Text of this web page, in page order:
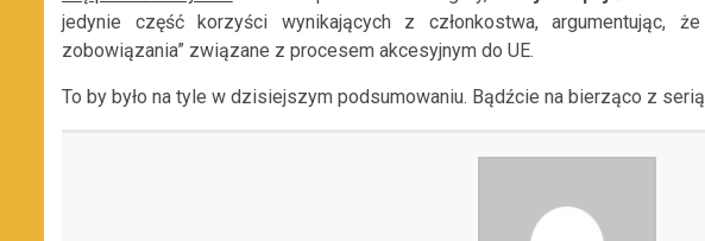
jedynie część korzyści wynikających z członkostwa, argumentując,
zobowiązania” związane z procesem akcesyjnym do UE.
To by było na tyle w dzisiejszym podsumowaniu. Bądźcie na bierząco z serią